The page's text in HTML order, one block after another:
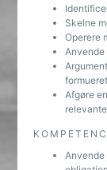
Skelne
Operere
Afgøre